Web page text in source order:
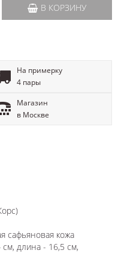
В КОРЗИНУ
На примерку
4 пары
Магазин
в Москве
сафьяновая кожа
длина - 16,5 см,